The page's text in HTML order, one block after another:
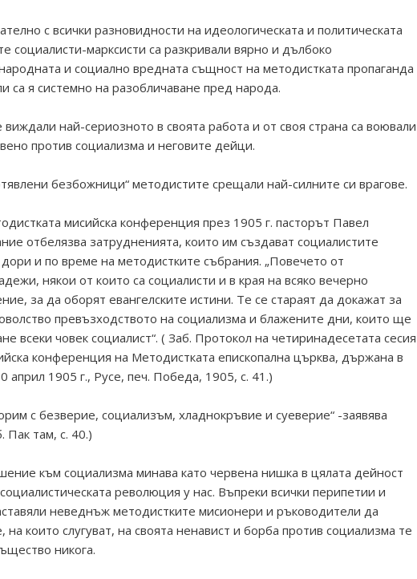
с всички разновидности на идеологическата и политическата
социалисти-марксисти са разкривали вярно и дълбоко
и социално вредната същност на методистката пропаганда
са я системно на разобличаване пред народа.
най-сериозното в своята работа и от своя страна са воювали
против социализма и неговите дейци.
безбожници“ методистите срещали най-силните си врагове.
мисийска конференция през 1905 г. пасторът Павел
отбелязва затрудненията, които им създават социалистите
и по време на методистките събрания. „Повечето от
някои от които са социалисти и в края на всяко вечерно
за да оборят евангелските истини. Те се стараят да докажат за
превъзходството на социализма и блажените дни, които ще
всеки човек социалист“. ( Заб. Протокол на четиринадесетата сесия
конференция на Методистката епископална църква, държана в
април 1905 г., Русе, печ. Победа, 1905, с. 41.)
с безверие, социализъм, хладнокръвие и суеверие“ -заявява
Пак там, с. 40.)
към социализма минава като червена нишка в цялата дейност
революция у нас. Въпреки всички перипетии и
неведнъж методистките мисионери и ръководители да
на които слугуват, на своята ненавист и борба против социализма те
никога.